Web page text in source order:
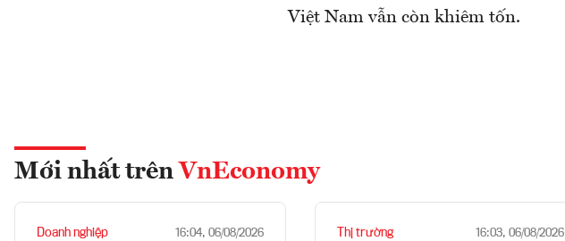
Việt Nam vẫn còn khiêm tốn.
Mới nhất trên VnEconomy
Doanh nghiệp 16:04, 06/08/2026 Thị trường 16:03, 06/08/2026